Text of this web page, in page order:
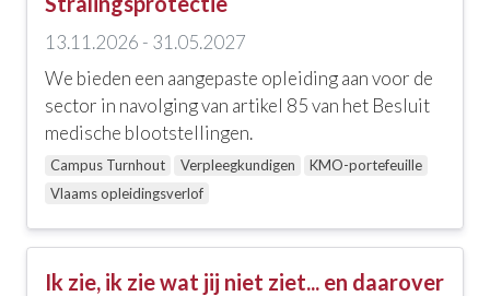
13.11.2026 - 31.05.2027
We bieden een aangepaste opleiding aan voor de
sector in navolging van artikel 85 van het Besluit
medische blootstellingen.
Campus Turnhout Verpleegkundigen
KMO-portefeuille
Vlaams opleidingsverlof
Ik zie, ik zie wat jij niet ziet... en daarover